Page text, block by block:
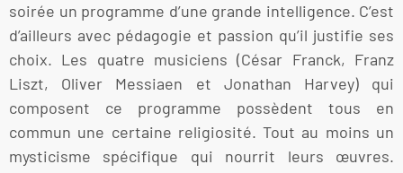
soirée un programme d’une grande intelligence. C’est
d’ailleurs avec pédagogie et passion qu’il justifie ses
choix. Les quatre musiciens (César Franck, Franz
Liszt, Oliver Messiaen et Jonathan Harvey) qui
composent ce programme possèdent tous en
commun une certaine religiosité. Tout au moins un
mysticisme spécifique qui nourrit leurs œuvres.